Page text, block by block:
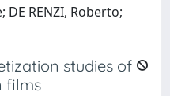
DE RENZI, Roberto;
studies of
films